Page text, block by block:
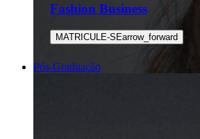
Fashion Business
MATRICULE-SEarrow_forward
Pós-Graduação